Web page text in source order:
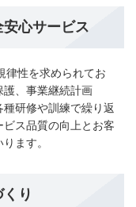
心サービス
律性を求められてお
護、事業継続計画
種研修や訓練で繰り返
ス品質の向上とお客
ます。
り